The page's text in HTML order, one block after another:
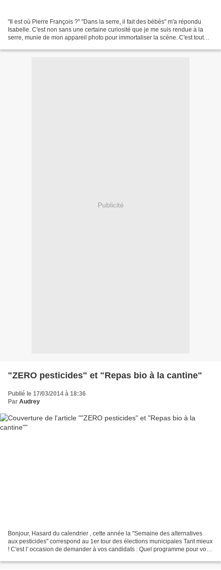
"Il est où Pierre François ?" "Dans la serre, il fait des bébés" m'a répondu
Isabelle. C'est non sans une certaine curiosité que je me suis rendue à la
serre, munie de mon appareil photo pour immortaliser la scène. C'est tout
Publicité
"ZERO pesticides" et "Repas bio à la cantine"
Publié le 17/03/2014 à 18:36
Par Audrey
Bonjour, Hasard du calendrier , cette année la "Semaine des alternatives
aux pesticides" correspond au 1er tour des élections municipales Tant mieux
! C'est l' occasion de demander à vos candidats : Quel programme pour votre